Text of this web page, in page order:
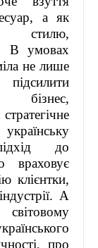
а як
стилю,
В умовах
не лише
до
враховує
клієнтки,
А
про